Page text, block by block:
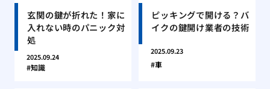
玄関の鍵が折れた！家に
入れない時のパニック対
処
2025.09.24
知識
ピッキングで開ける？バ
イクの鍵開け業者の技術
2025.09.23
車